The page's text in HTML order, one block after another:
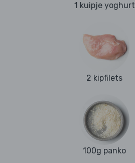
1 kuipje yoghurt
2 kipfilets
100g panko